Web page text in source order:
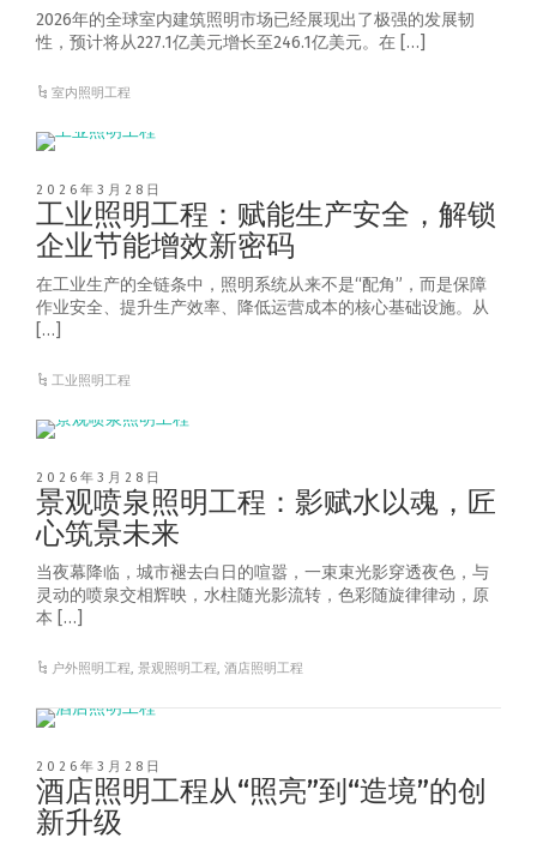
2026年的全球室内建筑照明市场已经展现出了极强的发展韧
性，预计将从227.1亿美元增长至246.1亿美元。在 […]
室内照明工程
2026年3月28日
工业照明工程：赋能生产安全，解锁
企业节能增效新密码
在工业生产的全链条中，照明系统从来不是“配角”，而是保障
作业安全、提升生产效率、降低运营成本的核心基础设施。从
[…]
工业照明工程
2026年3月28日
景观喷泉照明工程：影赋水以魂，匠
心筑景未来
当夜幕降临，城市褪去白日的喧嚣，一束束光影穿透夜色，与
灵动的喷泉交相辉映，水柱随光影流转，色彩随旋律律动，原
本 […]
户外照明工程,景观照明工程,酒店照明工程
2026年3月28日
酒店照明工程从“照亮”到“造境”的创
新升级